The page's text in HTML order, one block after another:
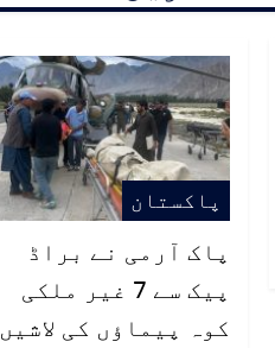
پاکستان
پاک آرمی نے براڈ
پیک سے 7 غیر ملکی
کوہ پیماؤں کی لاشیں